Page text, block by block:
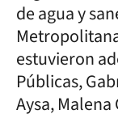
de agua y
estuvieron
Públicas,
Aysa,